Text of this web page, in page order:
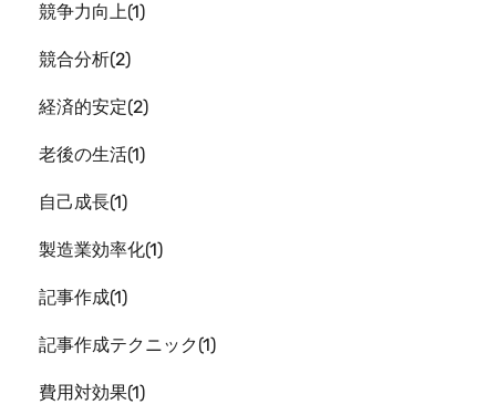
競争力向上 1
競合分析 2
経済的安定 2
老後の生活 1
自己成長 1
製造業効率化 1
記事作成 1
記事作成テクニック 1
費用対効果 1